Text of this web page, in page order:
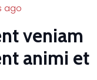
ago
veniam
animi et